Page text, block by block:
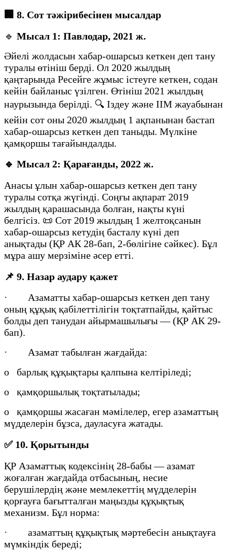
🏢 8. Сот тәжірибесінен мысалдар
🔹 Мысал 1: Павлодар, 2021 ж.
Әйелі жолдасын хабар-ошарсыз кеткен деп тану
туралы өтініш берді. Ол 2020 жылдың
қаңтарында Ресейге жұмыс істеуге кеткен, содан
кейін байланыс үзілген. Өтініш 2021 жылдың
наурызында берілді. 🔍 Іздеу және ІІМ жауабынан
кейін сот оны 2020 жылдың 1 ақпанынан бастап
хабар-ошарсыз кеткен деп таныды. Мүлкіне
қамқоршы тағайындалды.
🔹 Мысал 2: Қарағанды, 2022 ж.
Анасы ұлын хабар-ошарсыз кеткен деп тану
туралы сотқа жүгінді. Соңғы ақпарат 2019
жылдың қарашасында болған, нақты күні
белгісіз. 📜 Сот 2019 жылдың 1 желтоқсанын
хабар-ошарсыз кетудің басталу күні деп
анықтады (ҚР АК 28-бап, 2-бөлігіне сәйкес). Бұл
мұра ашу мерзіміне әсер етті.
📌 9. Назар аудару қажет
· Азаматты хабар-ошарсыз кеткен деп тану
оның құқық қабілеттілігін тоқтатпайды, қайтыс
болды деп танудан айырмашылығы — (ҚР АК 29-
бап).
· Азамат табылған жағдайда:
o барлық құқықтары қалпына келтіріледі;
o қамқоршылық тоқтатылады;
o қамқоршы жасаған мәмілелер, егер азаматтың
мүдделерін бұзса, дауласуға жатады.
✅ 10. Қорытынды
ҚР Азаматтық кодексінің 28-бабы — азамат
жоғалған жағдайда отбасының, несие
берушілердің және мемлекеттің мүдделерін
қорғауға бағытталған маңызды құқықтық
механизм. Бұл норма:
· азаматтың құқықтық мәртебесін анықтауға
мүмкіндік береді;